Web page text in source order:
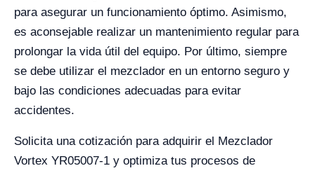
para asegurar un funcionamiento óptimo. Asimismo,
es aconsejable realizar un mantenimiento regular para
prolongar la vida útil del equipo. Por último, siempre
se debe utilizar el mezclador en un entorno seguro y
bajo las condiciones adecuadas para evitar
accidentes.
Solicita una cotización para adquirir el Mezclador
Vortex YR05007-1 y optimiza tus procesos de